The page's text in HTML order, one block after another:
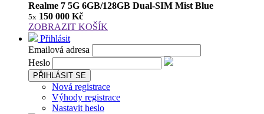
Realme 7 5G 6GB/128GB Dual-SIM Mist Blue
5x 150 000 Kč
ZOBRAZIT KOŠÍK
Přihlásit
Emailová adresa
Heslo
PŘIHLÁSIT SE
Nová registrace
Výhody registrace
Nastavit heslo